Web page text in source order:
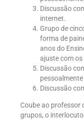
Discussão
internet.
Grupo de
forma de
anos do
ajuste com
Discussão
Discussão
Coube ao professor
grupos, o